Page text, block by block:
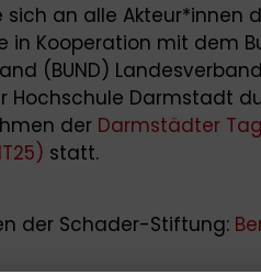
an alle Akteur*innen
in Kooperation mit dem
(BUND)
Hochschule Darmstadt
der Darmstädter
statt.
der Schader-Stiftung: